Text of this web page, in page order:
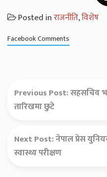
Posted inराजनीति,विशेष
Facebook Comments
Previous Post:सहसचिव
तारिखमा छुटे
Next Post:नेपाल प्रेस
स्वास्थ्य परीक्षण